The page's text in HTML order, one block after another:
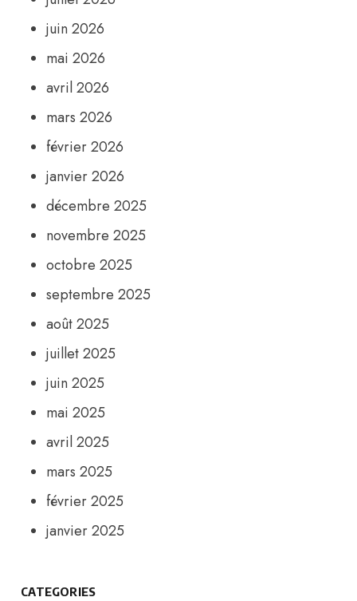
juin 2026
mai 2026
avril 2026
mars 2026
février 2026
janvier 2026
décembre 2025
novembre 2025
octobre 2025
septembre 2025
août 2025
juillet 2025
juin 2025
mai 2025
avril 2025
mars 2025
février 2025
janvier 2025
CATEGORIES